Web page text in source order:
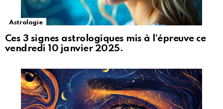
Astrologie
Ces 3 signes astrologiques mis à l’épreuve ce
vendredi 10 janvier 2025.